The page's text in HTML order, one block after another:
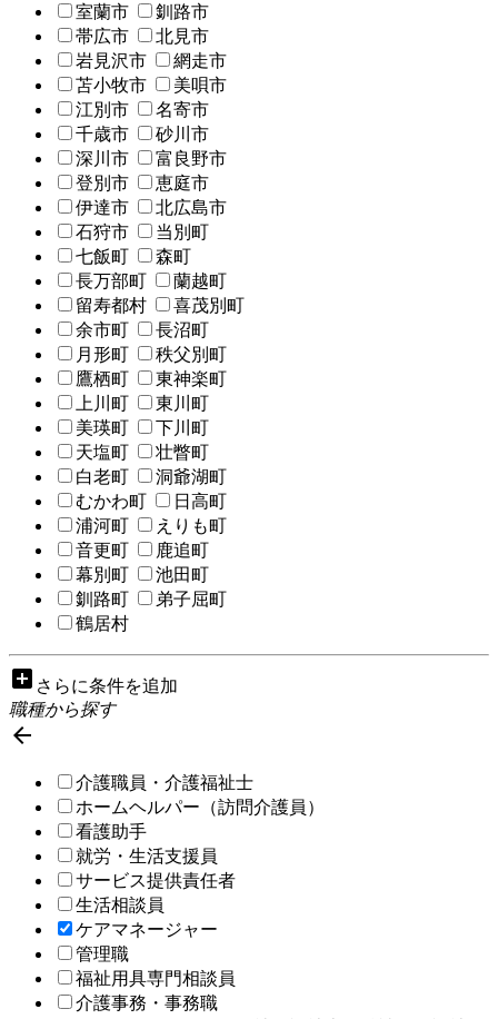
室蘭市
釧路市
帯広市
北見市
岩見沢市
網走市
苫小牧市
美唄市
江別市
名寄市
千歳市
砂川市
深川市
富良野市
登別市
恵庭市
伊達市
北広島市
石狩市
当別町
七飯町
森町
長万部町
蘭越町
留寿都村
喜茂別町
余市町
長沼町
月形町
秩父別町
鷹栖町
東神楽町
上川町
東川町
美瑛町
下川町
天塩町
壮瞥町
白老町
洞爺湖町
むかわ町
日高町
浦河町
えりも町
音更町
鹿追町
幕別町
池田町
釧路町
弟子屈町
鶴居村
add_box さらに条件を追加
職種から探す

介護職員・介護福祉士
ホームヘルパー（訪問介護員）
看護助手
就労・生活支援員
サービス提供責任者
生活相談員
ケアマネージャー
管理職
福祉用具専門相談員
介護事務・事務職